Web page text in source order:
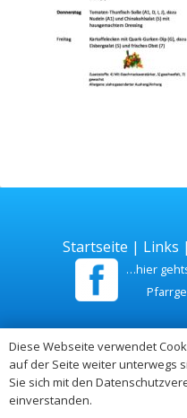
Startseite | Links |
…hier
Diese Webseite verwendet
auf der Seite weiter unterwegs
Sie sich mit den
einverstanden.